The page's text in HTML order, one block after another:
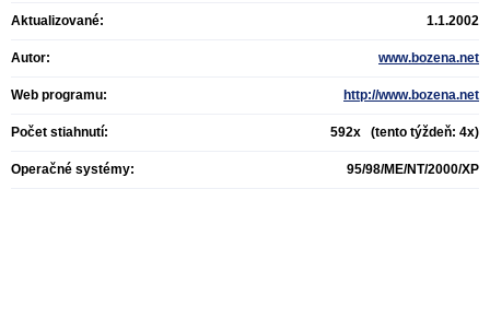
Aktualizované: 1.1.2002
Autor: www.bozena.net
Web programu: http://www.bozena.net
Počet stiahnutí: 592x (tento týždeň: 4x)
Operačné systémy: 95/98/ME/NT/2000/XP